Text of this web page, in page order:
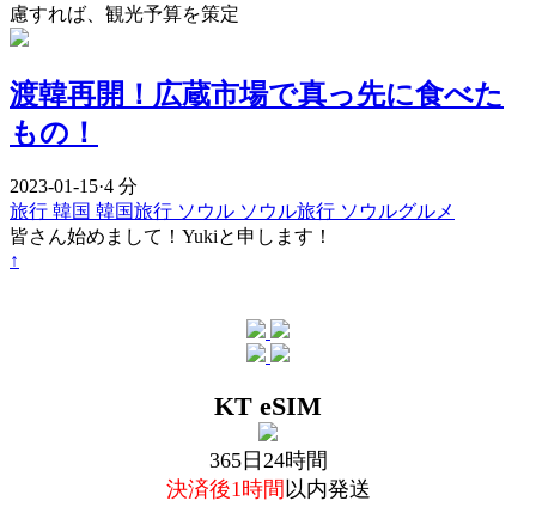
慮すれば、観光予算を策定
渡韓再開！広蔵市場で真っ先に食べた
もの！
2023-01-15·4 分
旅行 韓国 韓国旅行 ソウル ソウル旅行 ソウルグルメ
皆さん始めまして！Yukiと申します！
↑
KT eSIM
365日24時間
決済後1時間以内発送